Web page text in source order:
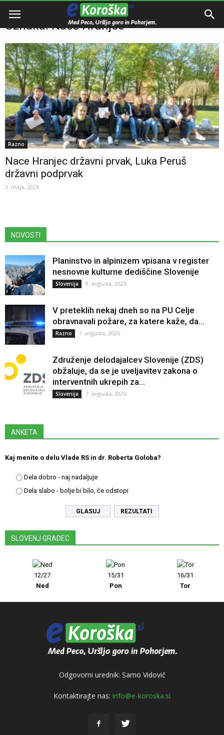
Domov Nace Hranjec
Oznaka: Nace Hranjec
Razno
Nace Hranjec državni prvak, Luka Peruš
državni podprvak
3. maja, 2023
NOVOSTI
Planinstvo in alpinizem vpisana v register
nesnovne kulturne dediščine Slovenije
Slovenija 8. avgusta, 2026
V preteklih nekaj dneh so na PU Celje
obravnavali požare, za katere kaže, da...
Razno 7. avgusta, 2026
Združenje delodajalcev Slovenije (ZDS)
obžaluje, da se je uveljavitev zakona o
interventnih ukrepih za...
Slovenija 7. avgusta, 2026
ANKETA
Kaj menite o delu Vlade RS in dr. Roberta Goloba?
Dela dobro - naj nadaljuje
Dela slabo - bolje bi bilo, če odstopi
REZULTATI
SLOVENJ GRADEC
12/27
Ned
15/31
Pon
16/31
Tor
Odgovorni urednik: Samo Vidovič
Kontaktirajte nas: info@e-koroska.si